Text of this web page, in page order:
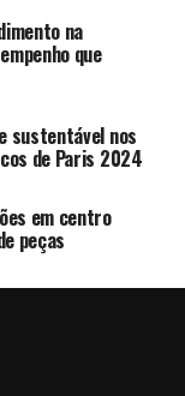
na
que
sustentável nos
de Paris 2024
em centro
peças